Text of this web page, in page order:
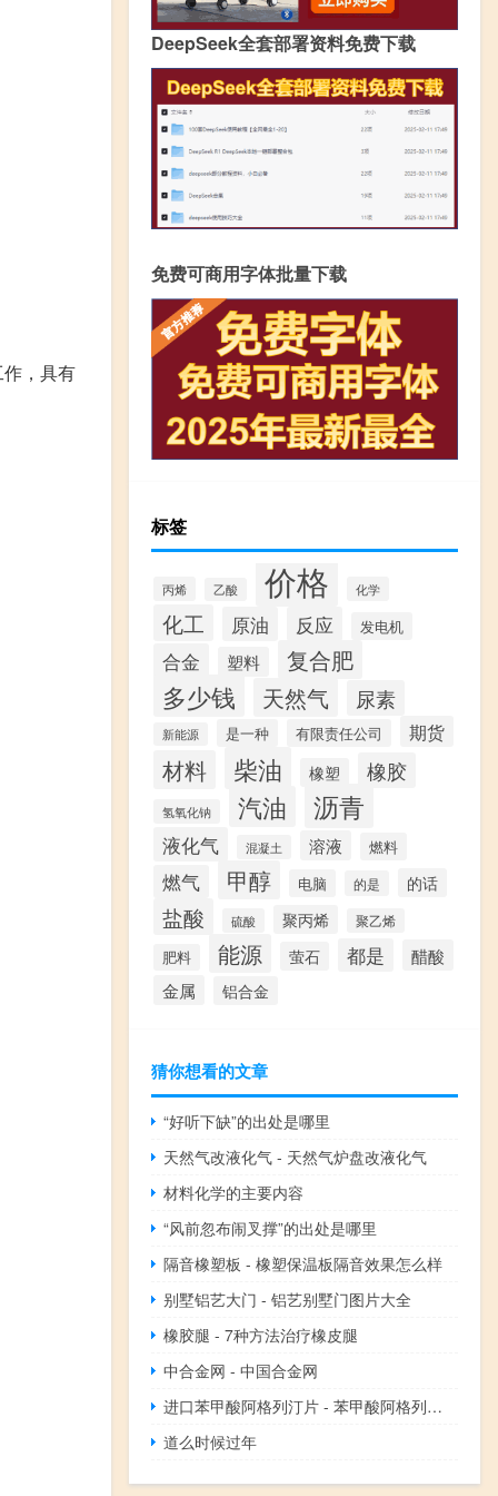
，具有
DeepSeek全套部署资料免费下载
免费可商用字体批量下载
标签
丙烯 乙酸 价格 化学
化工 原油 反应 发电机
合金 塑料 复合肥
多少钱 天然气 尿素
新能源 是一种 有限责任公司 期货
材料 柴油 橡塑 橡胶
氢氧化钠 汽油 沥青
液化气 混凝土 溶液 燃料
燃气 甲醇 电脑 的是 的话
盐酸 硫酸 聚丙烯 聚乙烯
肥料 能源 萤石 都是 醋酸
金属 铝合金
猜你想看的文章
“好听下缺”的出处是哪里
天然气改液化气 - 天然气炉盘改液化气
材料化学的主要内容
“风前忽布闹叉撑”的出处是哪里
隔音橡塑板 - 橡塑保温板隔音效果怎么样
别墅铝艺大门 - 铝艺别墅门图片大全
橡胶腿 - 7种方法治疗橡皮腿
中合金网 - 中国合金网
进口苯甲酸阿格列汀片 - 苯甲酸阿格列汀片有什么作用
道么时候过年